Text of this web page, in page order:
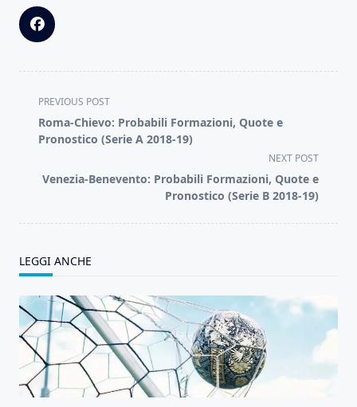
<span
class="nav-
subtitle
reader-
PREVIOUS POST
Roma-Chievo: Probabili Formazioni, Quote e
Pronostico (Serie A 2018-19)
NEXT POST
Venezia-Benevento: Probabili Formazioni, Quote e
Pronostico (Serie B 2018-19)
LEGGI ANCHE